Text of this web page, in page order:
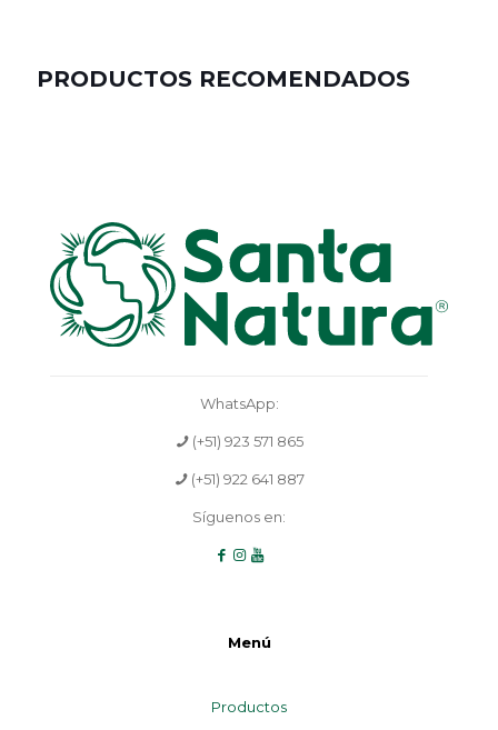
PRODUCTOS RECOMENDADOS
WhatsApp:
(+51) 923 571 865
(+51) 922 641 887
Síguenos en:
Menú
Productos